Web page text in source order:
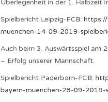
Überlegenheit in der 1. Halbzeit
Spielbericht Leipzig-FCB:
muenchen-14-09-2019-
Auch beim 3. Auswärtsspiel am
– Erfolg unserer Mannschaft.
Spielbericht Paderborn-FCB:
bayern-muenchen-28-09-2019-